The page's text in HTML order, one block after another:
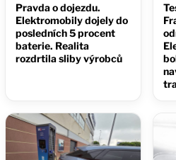
Pravda o dojezdu.
Elektromobily dojely do
posledních 5 procent
baterie. Realita
rozdrtila sliby výrobců